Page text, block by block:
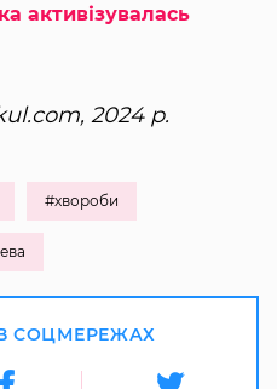
активізувалась
2024 р.
#хвороби
СОЦМЕРЕЖАХ